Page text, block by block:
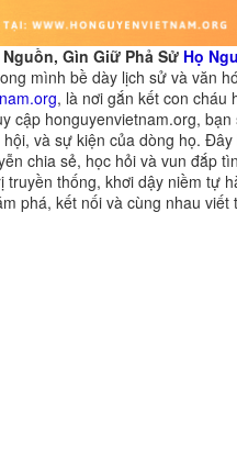
Gìn Giữ Phả Sử Họ
mình bề dày lịch sử và văn
, là nơi gắn kết con cháu
cập honguyenvietnam.org,
và sự kiện của dòng họ.
chia sẻ, học hỏi và vun đắp
thống, khơi dậy niềm tự
phá, kết nối và cùng nhau